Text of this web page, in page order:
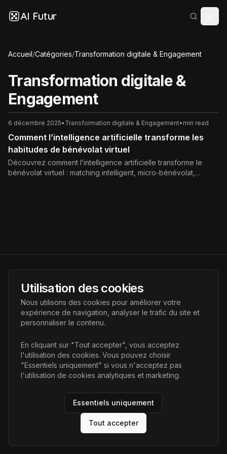
AI Futur
Accueil/Catégories/Transformation digitale & Engagement
Transformation digitale &
Engagement
6 décembre 2025• Transformation digitale & Engagement• min read
Comment l’intelligence artificielle transforme les
habitudes de bénévolat virtuel
Découvrez comment l’intelligence artificielle transforme le
bénévolat virtuel : matching intelligent, micro-bénévolat,
AI Futur
Portail de l'avenir de l'intelligence artificielle, vous aidant à
découvrir les dernières technologies IA.
Liens
Accueil
Articles
AI Futur. Tous droits réservés.
Utilisation des cookies
Nous utilisons des cookies pour améliorer votre
expérience de navigation, analyser le trafic du site et
personnaliser le contenu.
En cliquant sur "Tout accepter", vous acceptez
l'utilisation des cookies. Vous pouvez choisir
"Essentiels uniquement" si vous n'acceptez pas
l'utilisation de cookies analytiques et marketing.
Essentiels uniquement
Tout accepter